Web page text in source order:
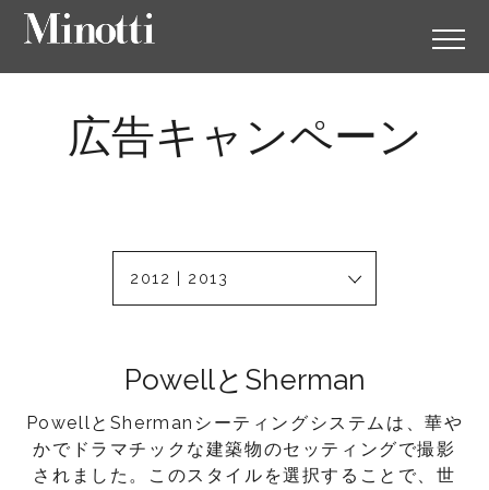
広告キャンペーン
2012 | 2013
PowellとSherman
PowellとShermanシーティングシステムは、華や
かでドラマチックな建築物のセッティングで撮影
されました。このスタイルを選択することで、世